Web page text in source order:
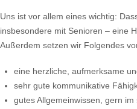
Uns ist vor allem eines wichtig:
insbesondere mit Senioren – eine
Außerdem setzen wir Folgendes
eine herzliche, aufmerksame
sehr gute kommunikative
gutes Allgemeinwissen, gern im